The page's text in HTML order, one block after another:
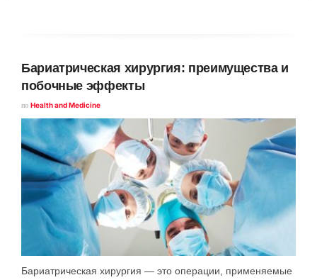
Бариатрическая хирургия: преимущества и
побочные эффекты
по Health and Medicine
Бариатрическая хирургия — это операции, применяемые